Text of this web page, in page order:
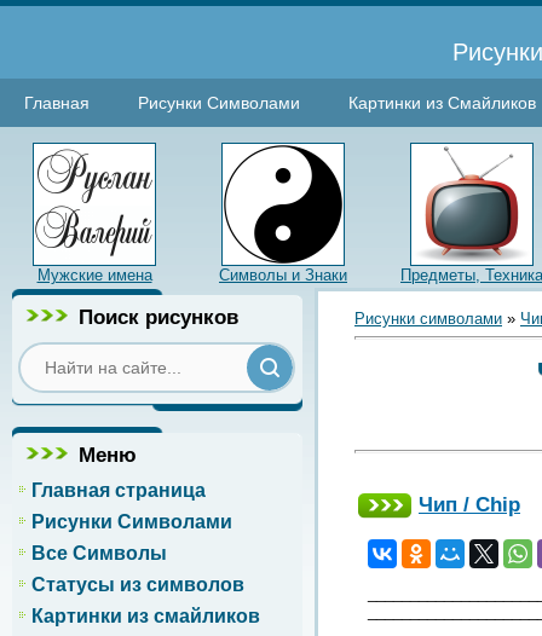
Главная Рисунки Символами Картинки из Смайликов
Мужские имена Символы и Знаки Предметы, Техника
Поиск рисунков
Меню
Главная страница
Рисунки Символами
Все Символы
Статусы из символов
Картинки из смайликов
Рисунки символами »
Чип / Chip